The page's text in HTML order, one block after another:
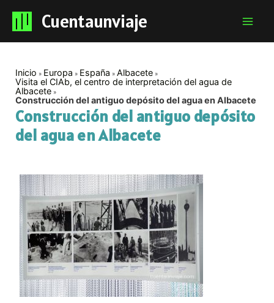
Cuentaunviaje
Inicio Europa España
Albacete
Visita el CIAb, el centro de interpretación del agua de
Albacete
Construcción del antiguo depósito del agua en Albacete
Construcción del antiguo depósito
del agua en Albacete